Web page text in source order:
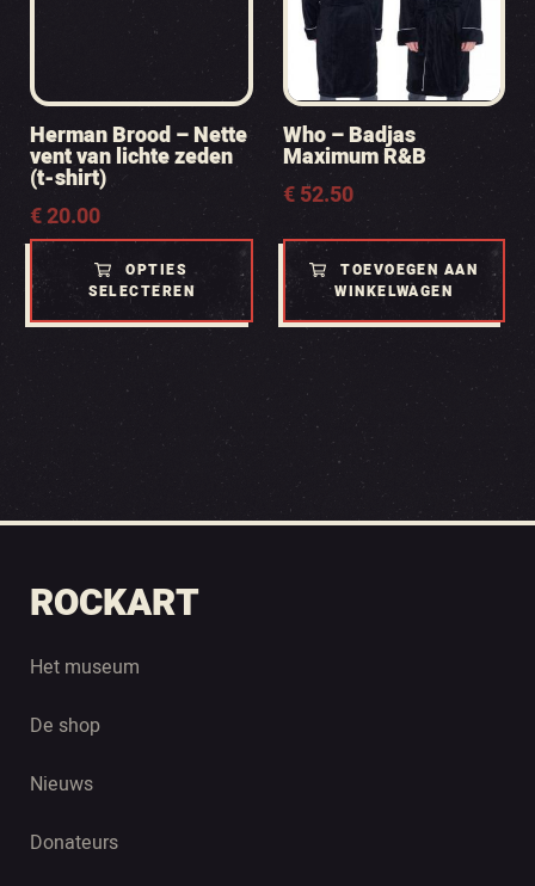
Herman Brood – Nette
vent van lichte zeden
(t-shirt)
€20.00
OPTIES
SELECTEREN
Who – Badjas
Maximum R&B
€52.50
TOEVOEGEN AAN
WINKELWAGEN
ROCKART
Het museum
De shop
Nieuws
Donateurs